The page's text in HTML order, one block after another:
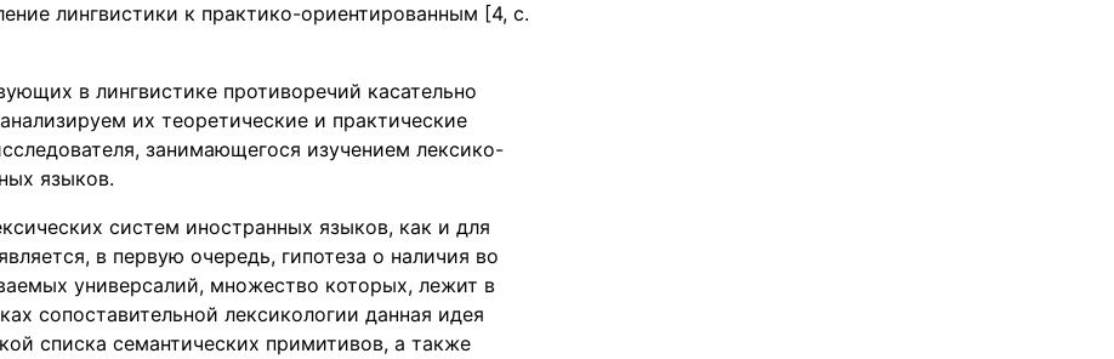
лингвистики к практико-ориентированным [4, c.
в лингвистике противоречий касательно
их теоретические и практические
занимающегося изучением лексико-
языков.
систем иностранных языков, как и для
в первую очередь, гипотеза о наличия во
универсалий, множество которых, лежит в
сопоставительной лексикологии данная идея
списка семантических примитивов, а также